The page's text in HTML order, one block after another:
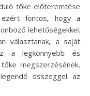
tőke előteremtése
fontos, hogy a
lehetőségekkel.
választanak, a saját
a legkönnyebb és
megszerzésének,
összeggel az